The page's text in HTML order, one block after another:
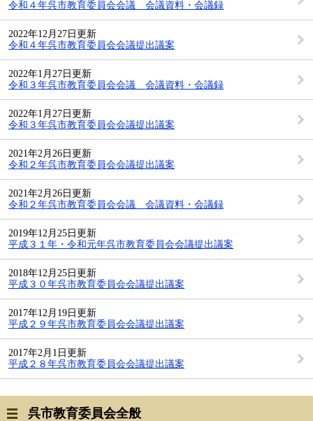
令和４年呉市教育委員会会議 会議資料・会議録
2022年12月27日更新
令和４年呉市教育委員会会議提出議案
2022年1月27日更新
令和３年呉市教育委員会会議 会議資料・会議録
2022年1月27日更新
令和３年呉市教育委員会会議提出議案
2021年2月26日更新
令和２年呉市教育委員会会議提出議案
2021年2月26日更新
令和２年呉市教育委員会会議 会議資料・会議録
2019年12月25日更新
平成３１年・令和元年呉市教育委員会会議提出議案
2018年12月25日更新
平成３０年呉市教育委員会会議提出議案
2017年12月19日更新
平成２９年呉市教育委員会会議提出議案
2017年2月1日更新
平成２８年呉市教育委員会会議提出議案
呉市教育委員会全般